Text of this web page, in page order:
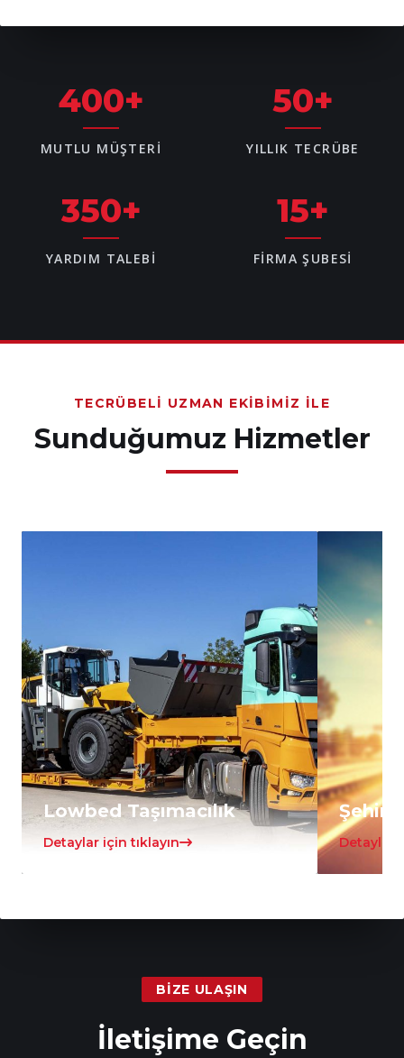
400+
MUTLU MÜŞTERI
50+
YILLIK TECRÜBE
350+
YARDIM TALEBI
15+
FIRMA ŞUBESI
TECRÜBELI UZMAN EKIBIMIZ İLE
Sunduğumuz Hizmetler
Lowbed Taşımacılık
Detaylar için tıklayın Detaylar
BIZE ULAŞIN
İletişime Geçin